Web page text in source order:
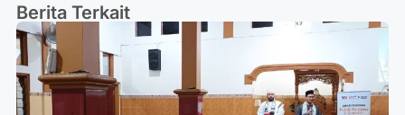
Berita Terkait